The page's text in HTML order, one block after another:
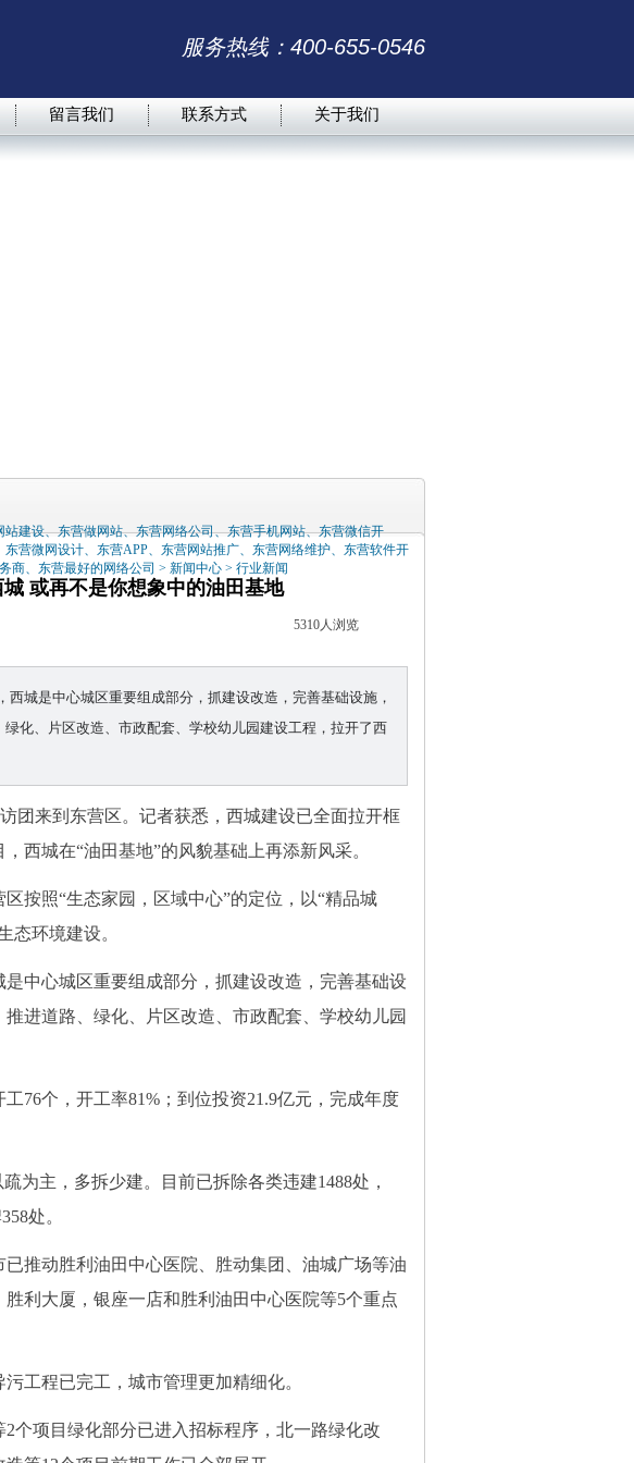
留言我们 联系方式 关于我们
建设、东营做网站、东营网络公司、东营手机网站、东营微信开
营微网设计、东营APP、东营网站推广、东营网络维护、东营软件开
商、东营最好的网络公司 > 新闻中心 > 行业新闻
或再不是你想象中的油田基地
5310人浏览
西城是中心城区重要组成部分，抓建设改造，完善基础设施，
化、片区改造、市政配套、学校幼儿园建设工程，拉开了西
团来到东营区。记者获悉，西城建设已全面拉开框
西城在“油田基地”的风貌基础上再添新风采。
照“生态家园，区域中心”的定位，以“精品城
态环境建设。
心城区重要组成部分，抓建设改造，完善基础设
进道路、绿化、片区改造、市政配套、学校幼儿园
个，开工率81%；到位投资21.9亿元，完成年度
主，多拆少建。目前已拆除各类违建1488处，
处。
动胜利油田中心医院、胜动集团、油城广场等油
利大厦，银座一店和胜利油田中心医院等5个重点
程已完工，城市管理更加精细化。
项目绿化部分已进入招标程序，北一路绿化改
服务热线：400-655-0546